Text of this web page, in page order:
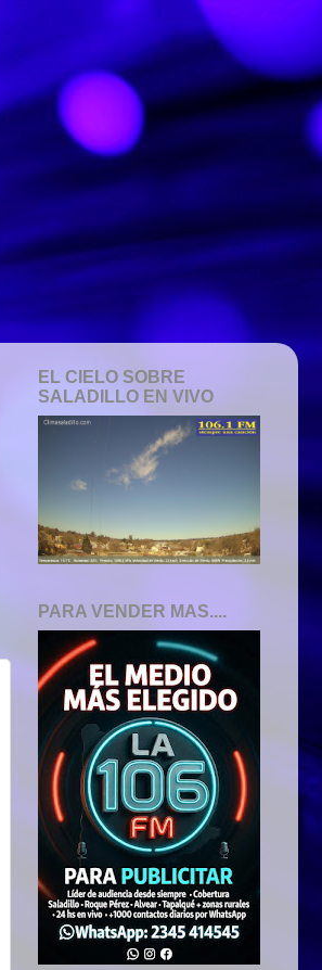
EL CIELO SOBRE
SALADILLO EN VIVO
PARA VENDER MAS....